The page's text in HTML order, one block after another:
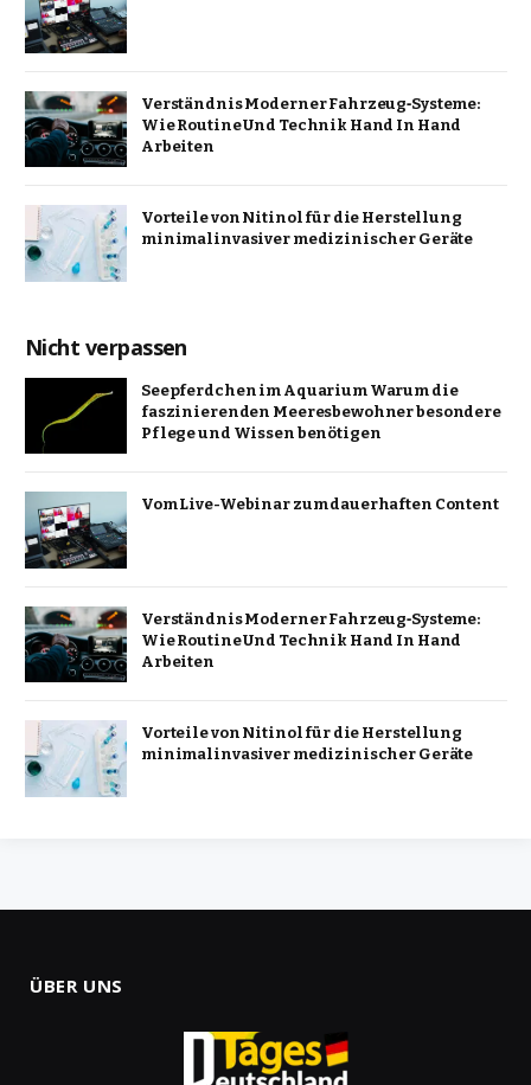
Verständnis Moderner Fahrzeug‑Systeme:
Wie Routine Und Technik Hand In Hand
Arbeiten
Vorteile von Nitinol für die Herstellung
minimalinvasiver medizinischer Geräte
Nicht verpassen
Seepferdchen im Aquarium Warum die
faszinierenden Meeresbewohner besondere
Pflege und Wissen benötigen
Vom Live-Webinar zum dauerhaften Content
Verständnis Moderner Fahrzeug‑Systeme:
Wie Routine Und Technik Hand In Hand
Arbeiten
Vorteile von Nitinol für die Herstellung
minimalinvasiver medizinischer Geräte
ÜBER UNS